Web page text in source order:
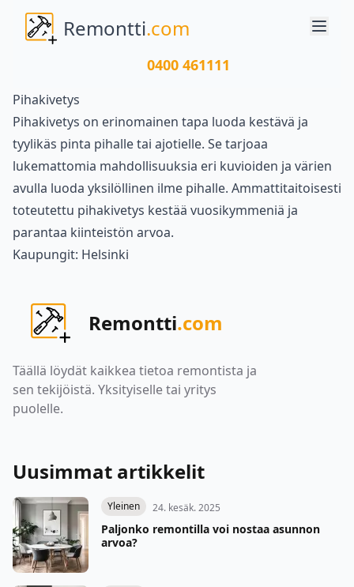
Remontti.com
0400 461111
Pihakivetys
Pihakivetys on erinomainen tapa luoda kestävä ja
tyylikäs pinta pihalle tai ajotielle. Se tarjoaa
lukemattomia mahdollisuuksia eri kuvioiden ja värien
avulla luoda yksilöllinen ilme pihalle. Ammattitaitoisesti
toteutettu pihakivetys kestää vuosikymmeniä ja
parantaa kiinteistön arvoa.
Kaupungit: Helsinki
Remontti.com
Täällä löydät kaikkea tietoa remontista ja
sen tekijöistä. Yksityiselle tai yritys
puolelle.
Uusimmat artikkelit
Yleinen 24. kesäk. 2025
Paljonko remontilla voi nostaa asunnon
arvoa?